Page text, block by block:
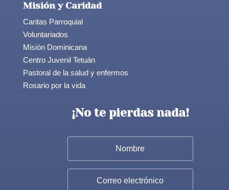
Misión y Caridad
Caritas Parroquial
Voluntariados
Misión Dominicana
Centro Juvenil Tetuán
Pastoral de la salud y enfermos
Rosario por la vida
¡No te pierdas nada!